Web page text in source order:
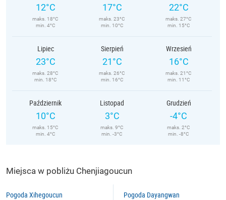
12°C
maks. 18°C
min. 4°C
17°C
maks. 23°C
min. 10°C
22°C
maks. 27°C
min. 15°C
Lipiec
23°C
maks. 28°C
min. 18°C
Sierpień
21°C
maks. 26°C
min. 16°C
Wrzesień
16°C
maks. 21°C
min. 11°C
Październik
10°C
maks. 15°C
min. 4°C
Listopad
3°C
maks. 9°C
min. -3°C
Grudzień
-4°C
maks. 2°C
min. -8°C
Miejsca w pobliżu Chenjiagoucun
Pogoda Xihegoucun Pogoda Dayangwan